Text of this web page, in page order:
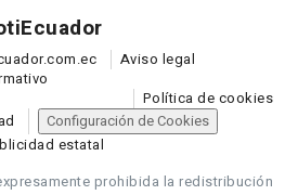
Ecuador
Aviso legal
Política de cookies
Configuración de Cookies
estatal
prohibida la redistribución